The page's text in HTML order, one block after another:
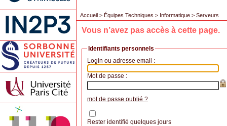
Accueil > Équipes Techniques > Informatique > Serveurs
Vous n’avez pas accès à cette page.
Identifiants personnels
Login ou adresse email :
Mot de passe :
mot de passe oublié ?
Rester identifié quelques jours